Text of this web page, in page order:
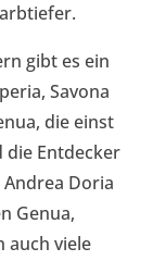
gibt es ein
Savona
die einst
die Entdecker
Doria
Genua,
auch viele